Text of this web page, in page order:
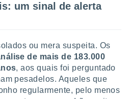
um sinal de alerta
ou mera suspeita. Os
de mais de 183.000
, aos quais foi perguntado
pesadelos. Aqueles que
regularmente, pelo menos